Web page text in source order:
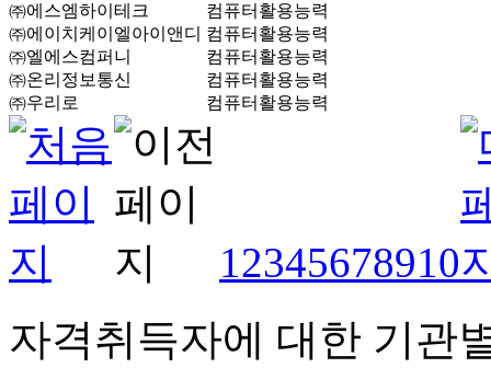
㈜에스엠하이테크
컴퓨터활용능력
㈜에이치케이엘아이앤디 컴퓨터활용능력
㈜엘에스컴퍼니
컴퓨터활용능력
㈜온리정보통신
컴퓨터활용능력
㈜우리로
컴퓨터활용능력
12345678910
자격취득자에 대한 기관